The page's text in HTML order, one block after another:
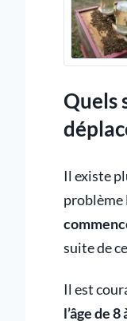
Quels
Il existe
problème
suite de
Il est
l’âge de